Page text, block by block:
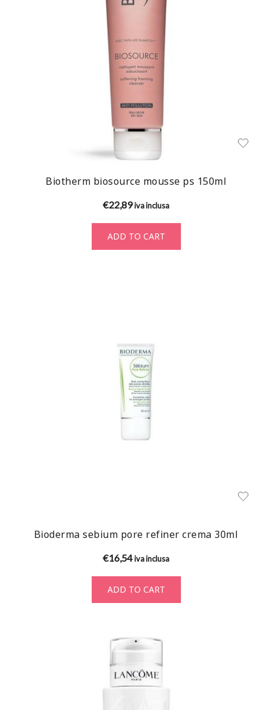
Biotherm biosource mousse ps 150ml
€22,89iva inclusa
ADD TO CART
Bioderma sebium pore refiner crema 30ml
€16,54iva inclusa
ADD TO CART